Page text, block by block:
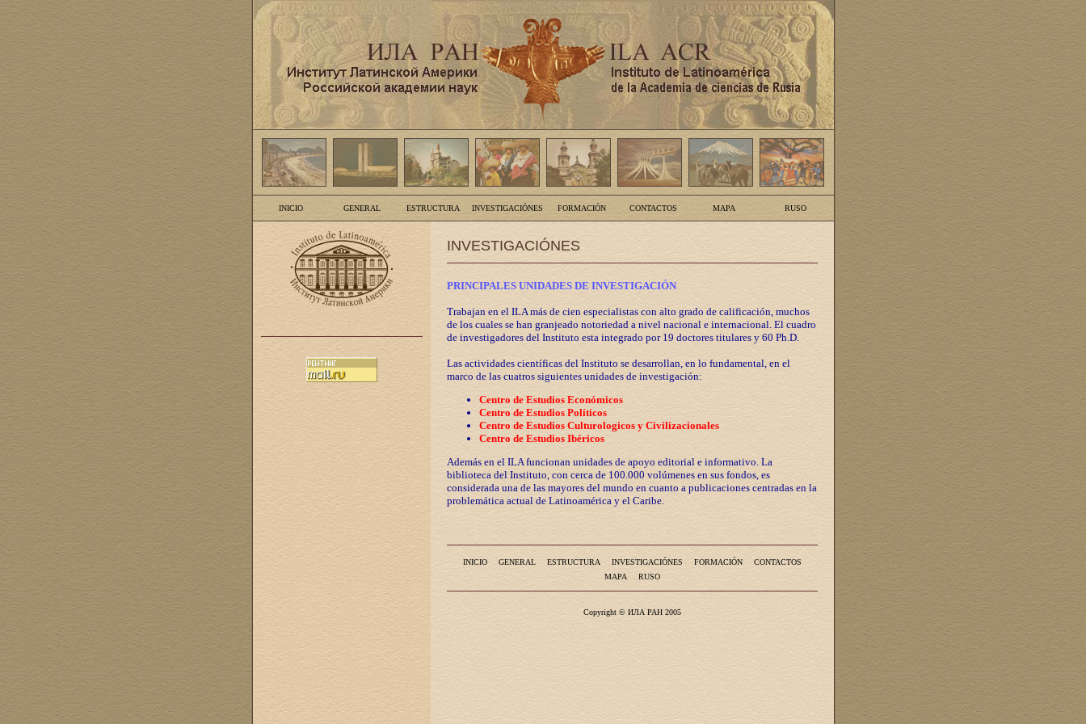
INICIO GENERAL ESTRUCTURA INVESTIGACIÓNES FORMACIÓN CONTACTOS MAPA RUSO
INVESTIGACIÓNES
PRINCIPALES UNIDADES DE INVESTIGACIÓN
Trabajan en el ILA más de cien especialistas con alto grado de calificación, muchos
de los cuales se han granjeado notoriedad a nivel nacional e internacional. El cuadro
de investigadores del Instituto esta integrado por 19 doctores titulares y 60 Ph.D.
Las actividades científicas del Instituto se desarrollan, en lo fundamental, en el
marco de las cuatros siguientes unidades de investigación:
Centro de Estudios Económicos
Centro de Estudios Políticos
Centro de Estudios Culturologicos y Civilizacionales
Centro de Estudios Ibéricos
Además en el ILA funcionan unidades de apoyo editorial e informativo. La
biblioteca del Instituto, con cerca de 100.000 volúmenes en sus fondos, es
considerada una de las mayores del mundo en cuanto a publicaciones centradas en la
problemática actual de Latinoamérica y el Caribe.
INICIO GENERAL ESTRUCTURA INVESTIGACIÓNES FORMACIÓN
CONTACTOS
MAPA
RUSO
Copyright © ИЛА РАН 2005